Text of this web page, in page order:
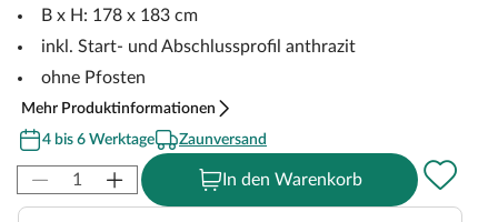
B x H: 178 x 183 cm
inkl. Start- und Abschlussprofil anthrazit
ohne Pfosten
Mehr Produktinformationen
4 bis 6 Werktage
Zaunversand
In den Warenkorb